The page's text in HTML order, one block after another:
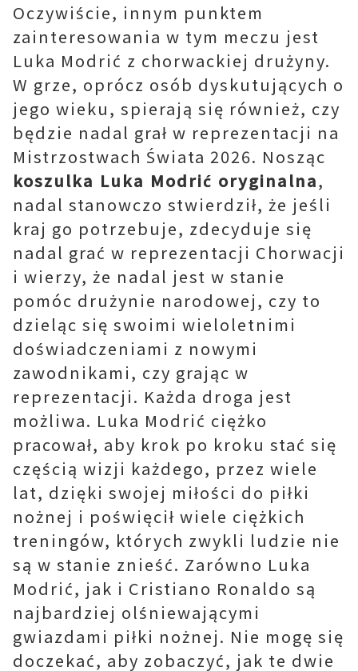
Oczywiście, innym punktem
zainteresowania w tym meczu jest
Luka Modrić z chorwackiej drużyny.
W grze, oprócz osób dyskutujących o
jego wieku, spierają się również, czy
będzie nadal grał w reprezentacji na
Mistrzostwach Świata 2026. Nosząc
koszulka Luka Modrić oryginalna,
nadal stanowczo stwierdził, że jeśli
kraj go potrzebuje, zdecyduje się
nadal grać w reprezentacji Chorwacji
i wierzy, że nadal jest w stanie
pomóc drużynie narodowej, czy to
dzieląc się swoimi wieloletnimi
doświadczeniami z nowymi
zawodnikami, czy grając w
reprezentacji. Każda droga jest
możliwa. Luka Modrić ciężko
pracował, aby krok po kroku stać się
częścią wizji każdego, przez wiele
lat, dzięki swojej miłości do piłki
nożnej i poświęcił wiele ciężkich
treningów, których zwykli ludzie nie
są w stanie znieść. Zarówno Luka
Modrić, jak i Cristiano Ronaldo są
najbardziej olśniewającymi
gwiazdami piłki nożnej. Nie mogę się
doczekać, aby zobaczyć, jak te dwie